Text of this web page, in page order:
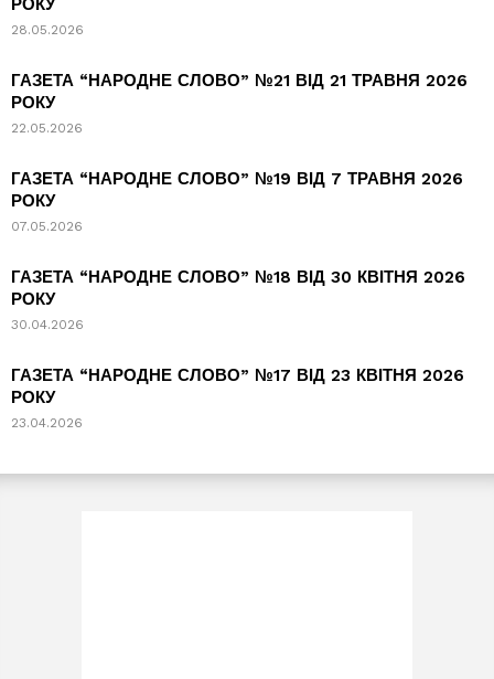
РОКУ
28.05.2026
ГАЗЕТА “НАРОДНЕ СЛОВО” №21 ВІД 21 ТРАВНЯ 2026
РОКУ
22.05.2026
ГАЗЕТА “НАРОДНЕ СЛОВО” №19 ВІД 7 ТРАВНЯ 2026
РОКУ
07.05.2026
ГАЗЕТА “НАРОДНЕ СЛОВО” №18 ВІД 30 КВІТНЯ 2026
РОКУ
30.04.2026
ГАЗЕТА “НАРОДНЕ СЛОВО” №17 ВІД 23 КВІТНЯ 2026
РОКУ
23.04.2026